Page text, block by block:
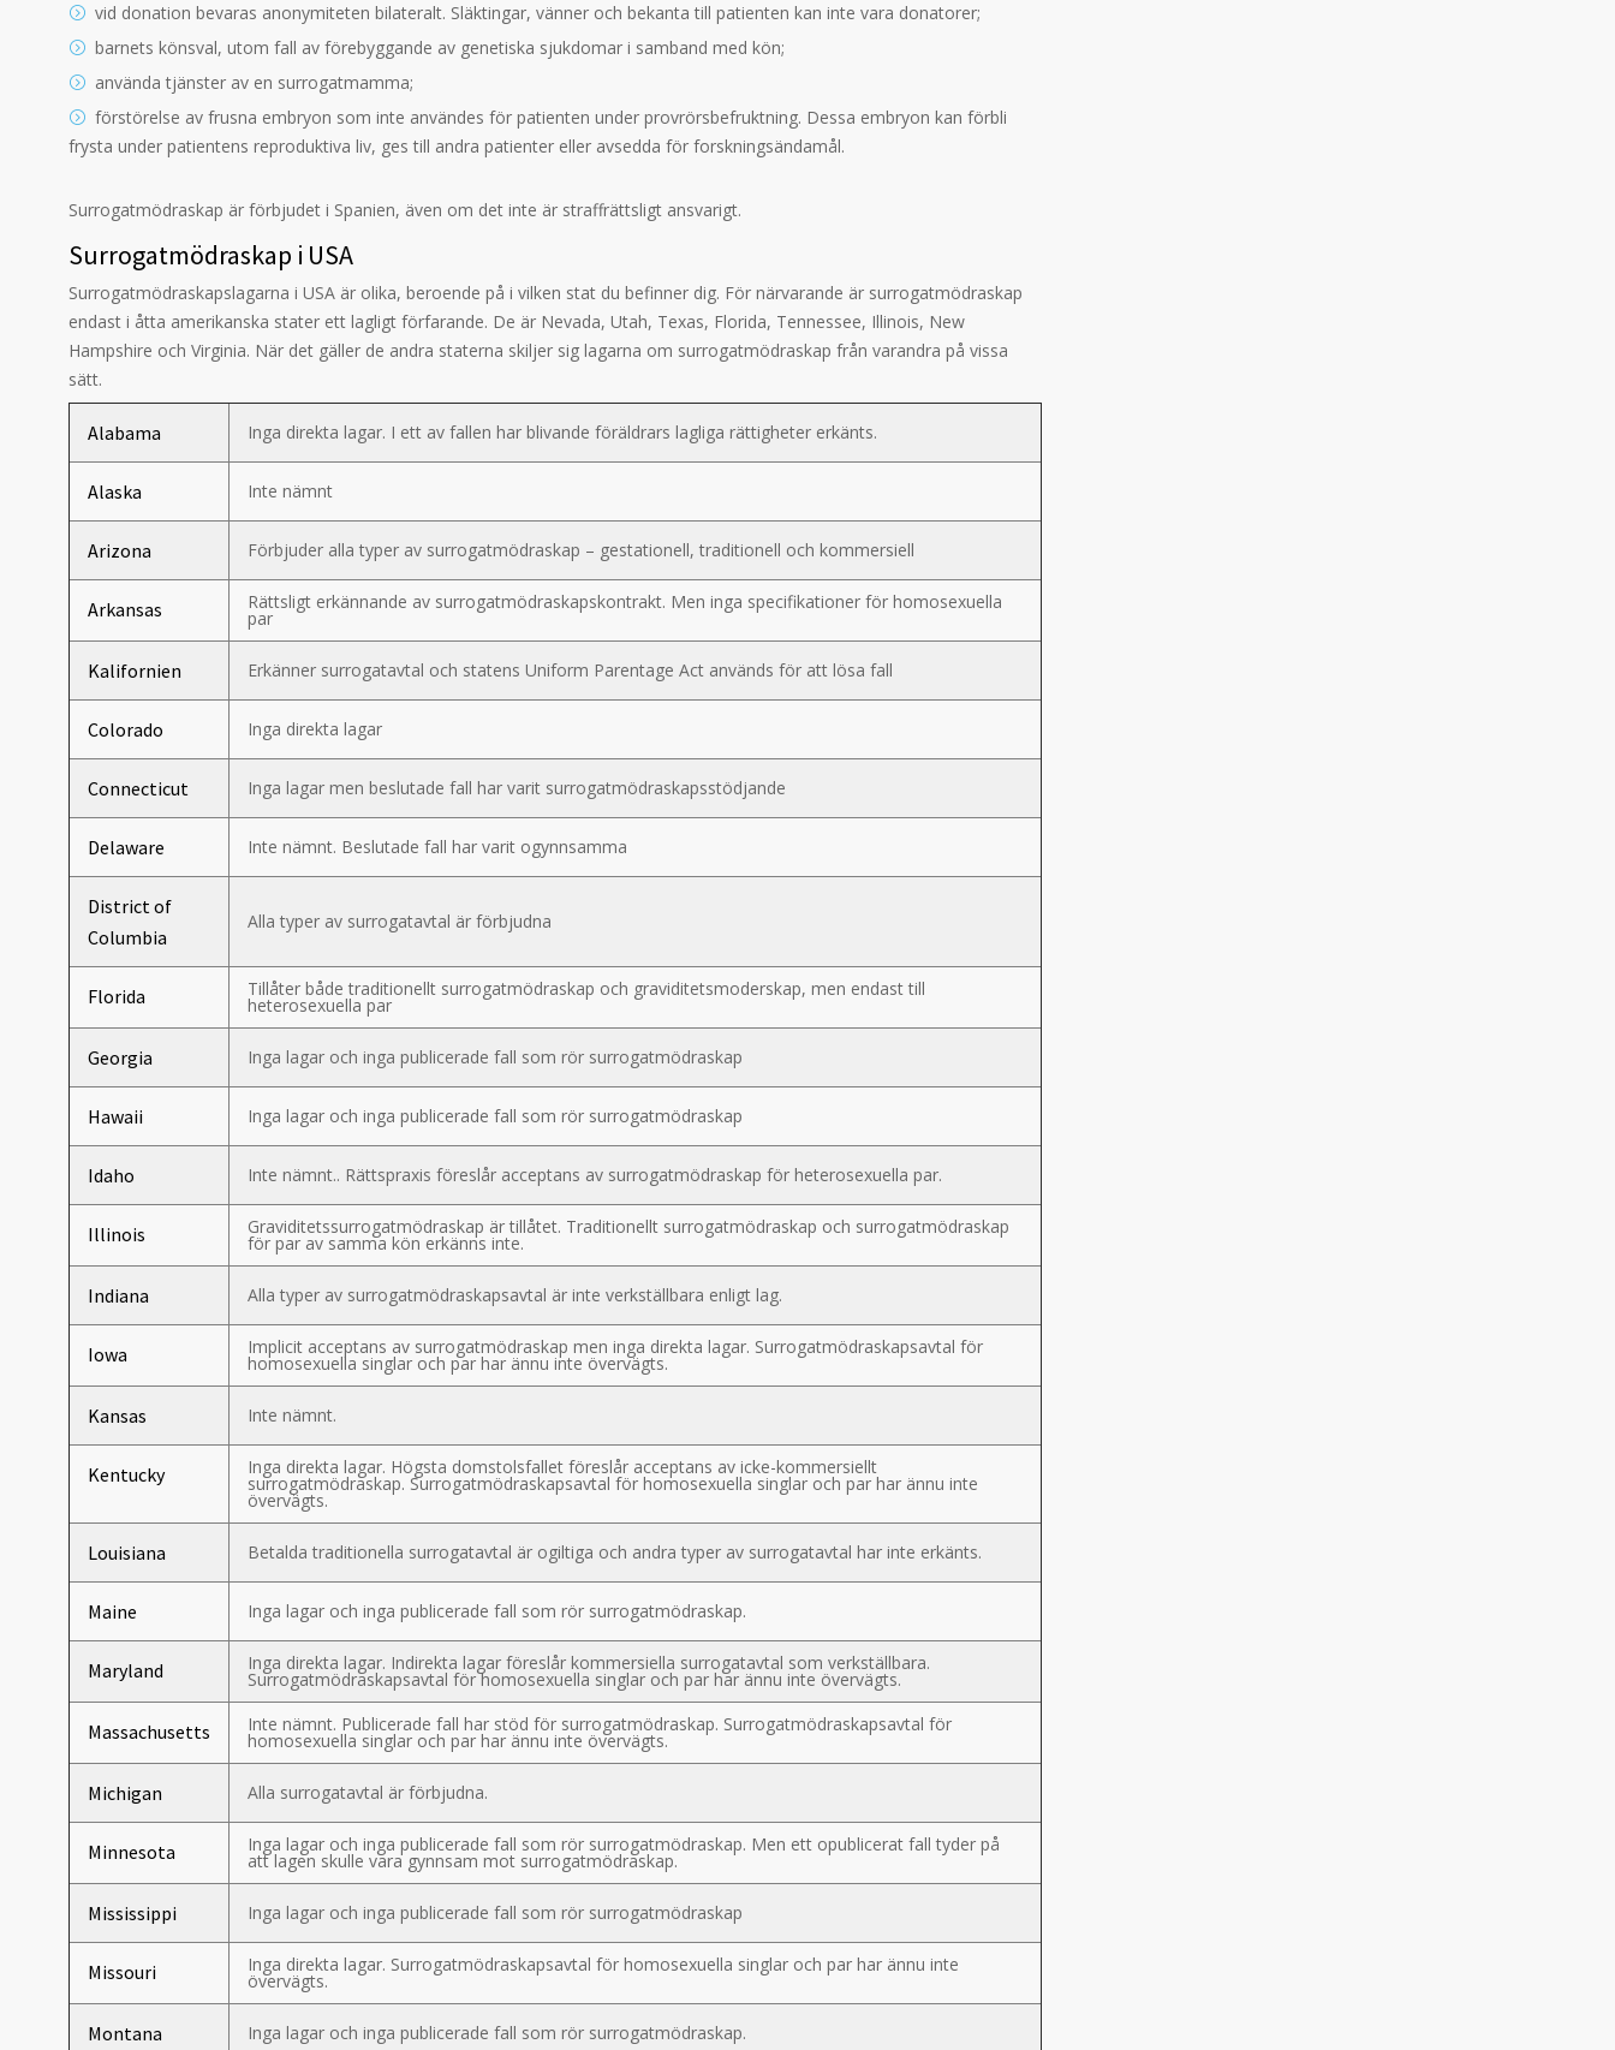
vid donation bevaras anonymiteten bilateralt. Släktingar, vänner och bekanta till patienten kan inte vara donatorer;
barnets könsval, utom fall av förebyggande av genetiska sjukdomar i samband med kön;
använda tjänster av en surrogatmamma;
förstörelse av frusna embryon som inte användes för patienten under provrörsbefruktning. Dessa embryon kan förbli
frysta under patientens reproduktiva liv, ges till andra patienter eller avsedda för forskningsändamål.
Surrogatmödraskap är förbjudet i Spanien, även om det inte är straffrättsligt ansvarigt.
Surrogatmödraskap i USA
Surrogatmödraskapslagarna i USA är olika, beroende på i vilken stat du befinner dig. För närvarande är surrogatmödraskap
endast i åtta amerikanska stater ett lagligt förfarande. De är Nevada, Utah, Texas, Florida, Tennessee, Illinois, New
Hampshire och Virginia. När det gäller de andra staterna skiljer sig lagarna om surrogatmödraskap från varandra på vissa
sätt.
Alabama Inga direkta lagar. I ett av fallen har blivande föräldrars lagliga rättigheter erkänts.
Alaska Inte nämnt
Arizona Förbjuder alla typer av surrogatmödraskap – gestationell, traditionell och kommersiell
Arkansas Rättsligt erkännande av surrogatmödraskapskontrakt. Men inga specifikationer för homosexuella
par
Kalifornien Erkänner surrogatavtal och statens Uniform Parentage Act används för att lösa fall
Colorado Inga direkta lagar
Connecticut Inga lagar men beslutade fall har varit surrogatmödraskapsstödjande
Delaware Inte nämnt. Beslutade fall har varit ogynnsamma
District of
Columbia
Alla typer av surrogatavtal är förbjudna
Florida Tillåter både traditionellt surrogatmödraskap och graviditetsmoderskap, men endast till
heterosexuella par
Georgia Inga lagar och inga publicerade fall som rör surrogatmödraskap
Hawaii Inga lagar och inga publicerade fall som rör surrogatmödraskap
Idaho Inte nämnt.. Rättspraxis föreslår acceptans av surrogatmödraskap för heterosexuella par.
Illinois Graviditetssurrogatmödraskap är tillåtet. Traditionellt surrogatmödraskap och surrogatmödraskap
för par av samma kön erkänns inte.
Indiana Alla typer av surrogatmödraskapsavtal är inte verkställbara enligt lag.
Iowa Implicit acceptans av surrogatmödraskap men inga direkta lagar. Surrogatmödraskapsavtal för
homosexuella singlar och par har ännu inte övervägts.
Kansas Inte nämnt.
Kentucky Inga direkta lagar. Högsta domstolsfallet föreslår acceptans av icke-kommersiellt
surrogatmödraskap. Surrogatmödraskapsavtal för homosexuella singlar och par har ännu inte
övervägts.
Louisiana Betalda traditionella surrogatavtal är ogiltiga och andra typer av surrogatavtal har inte erkänts.
Maine Inga lagar och inga publicerade fall som rör surrogatmödraskap.
Maryland Inga direkta lagar. Indirekta lagar föreslår kommersiella surrogatavtal som verkställbara.
Surrogatmödraskapsavtal för homosexuella singlar och par har ännu inte övervägts.
Massachusetts Inte nämnt. Publicerade fall har stöd för surrogatmödraskap. Surrogatmödraskapsavtal för
homosexuella singlar och par har ännu inte övervägts.
Michigan Alla surrogatavtal är förbjudna.
Minnesota Inga lagar och inga publicerade fall som rör surrogatmödraskap. Men ett opublicerat fall tyder på
att lagen skulle vara gynnsam mot surrogatmödraskap.
Mississippi Inga lagar och inga publicerade fall som rör surrogatmödraskap
Missouri Inga direkta lagar. Surrogatmödraskapsavtal för homosexuella singlar och par har ännu inte
övervägts.
Montana Inga lagar och inga publicerade fall som rör surrogatmödraskap.